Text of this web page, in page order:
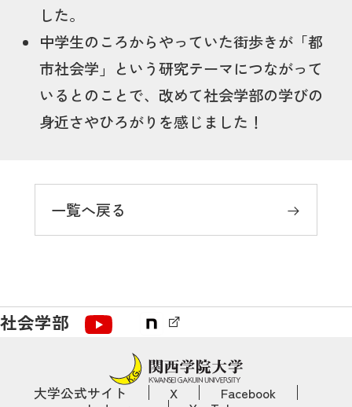
した。
中学生のころからやっていた街歩きが「都
市社会学」という研究テーマにつながって
いるとのことで、改めて社会学部の学びの
身近さやひろがりを感じました！
一覧へ戻る
社会学部
大学公式サイト X Facebook